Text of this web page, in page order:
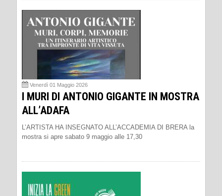
Venerdì 01 Maggio 2026
I MURI DI ANTONIO GIGANTE IN MOSTRA
ALL’ADAFA
L’ARTISTA HA INSEGNATO ALL’ACCADEMIA DI BRERA la
mostra si apre sabato 9 maggio alle 17,30